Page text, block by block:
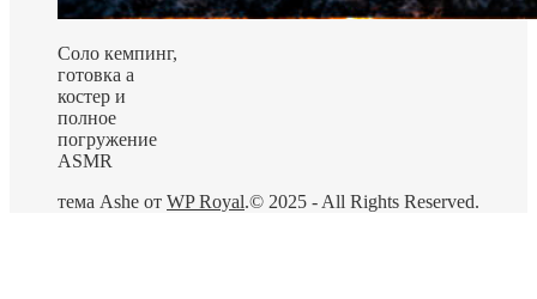
Соло кемпинг,
готовка а
костер и
полное
погружение
ASMR
© 2025 - All Rights Reserved.
тема Ashe от WP Royal.